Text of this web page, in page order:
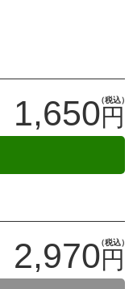
1,650円
（税込）
2,970円
（税込）